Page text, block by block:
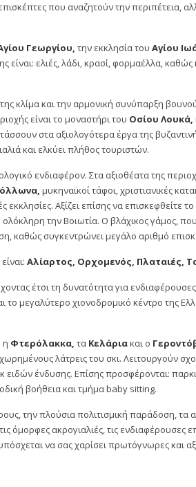
που αναζητούν την περιπέτεια,
Γεωργίου, την εκκλησία του Αγίου
είναι: ελιές, λάδι, κρασί, φορμαέλλα,
κλίμα και την αρμονική συνύπαρξη
είναι το μοναστήρι του Οσίου Λουκά,
στα αξιολογότερα έργα της
και ελκύει πλήθος τουριστών.
ενδιαφέρον. Στα αξιοθέατα της
μυκηναϊκοί τάφοι, χριστιανικές
εκκλησίες. Αξίζει επίσης να επισκεφθείτε
την Βοιωτία. Ο βλάχικος γάμος,
καθώς συγκεντρώνει μεγάλο αριθμό
Αλίαρτος, Ορχομενός, Πλαταιές,
έτσι τη δυνατότητα για
το μεγαλύτερο χιονοδρομικό κέντρο της
η Φτερόλακκα, τα Κελάριακαι ο
λάτρεις του σκι. Λειτουργούν
ειδών ένδυσης. Επίσης προσφέρονται:
βοήθεια και τμήμα baby sitting.
την πλούσια πολιτισμική παράδοση, τα
όμορφες ακρογιαλιές, τις ενδιαφέρουσες
να σας χαρίσει πρωτόγνωρες και